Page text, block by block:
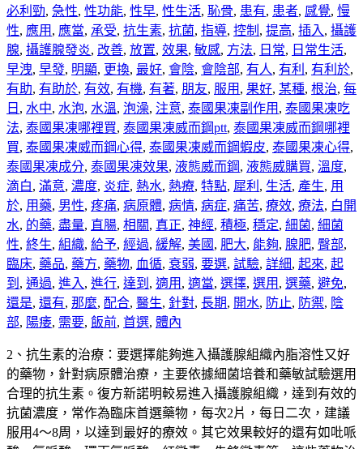
必利勁, 急性, 性功能, 性早, 性生活, 恥骨, 患有, 患者, 感覺, 慢
性, 應用 , 應當, 承受, 抗生素, 抗菌, 指導, 控制 , 提高, 插入, 攝護
腺, 攝護腺發炎, 改善, 放置, 效果, 敏感, 方法, 日常, 日常生活,
早洩, 早發, 明顯, 更換, 最好, 會陰, 會陰部, 有人, 有利 , 有利於,
有助, 有助於, 有效, 有機, 有著, 朋友, 服用 , 果好, 某種, 根治, 每
日 , 水中, 水泡, 水溫, 泡澡, 注意, 泰國果凍副作用 , 泰國果凍吃
法, 泰國果凍哪裡買, 泰國果凍威而鋼ptt, 泰國果凍威而鋼哪裡
買, 泰國果凍威而鋼心得, 泰國果凍威而鋼蝦皮, 泰國果凍心得,
泰國果凍成分, 泰國果凍效果, 液態威而鋼, 液態威購買, 溫度,
滴白, 滿意, 濃度, 炎症, 熱水, 熱療, 特點, 犀利 , 生活, 產生, 用
於, 用藥, 男性, 疼痛, 病原體, 病情, 病症, 痛苦, 療效, 療法, 白開
水, 的藥, 盡量, 直腸, 相關, 真正, 神經, 積極, 穩定, 細菌, 細菌
性, 終生, 組織, 給予, 經過, 緩解, 美國 , 肥大, 能夠, 腺肥, 臀部,
臨床, 藥品, 藥方, 藥物, 血循, 衰弱, 要選, 試驗, 詳細, 起來, 起
到 , 通過, 進入, 進行, 達到 , 適用 , 適當, 選擇, 選用 , 選藥, 避免,
還是, 還有, 那麼, 配合, 醫生, 針對, 長期, 開水, 防止, 防禦, 陰
部, 陽痿, 需要, 飯前, 首選, 體內
2、抗生素的治療：要選擇能夠進入攝護腺組織內脂溶性又好
的藥物，針對病原體治療，主要依據細菌培養和藥敏試驗選用
合理的抗生素。復方新諾明較易進入攝護腺組織，達到有效的
抗菌濃度，常作為臨床首選藥物，每次2片，每日二次，建議
服用4～8周，以達到最好的療效。其它效果較好的還有如吡哌